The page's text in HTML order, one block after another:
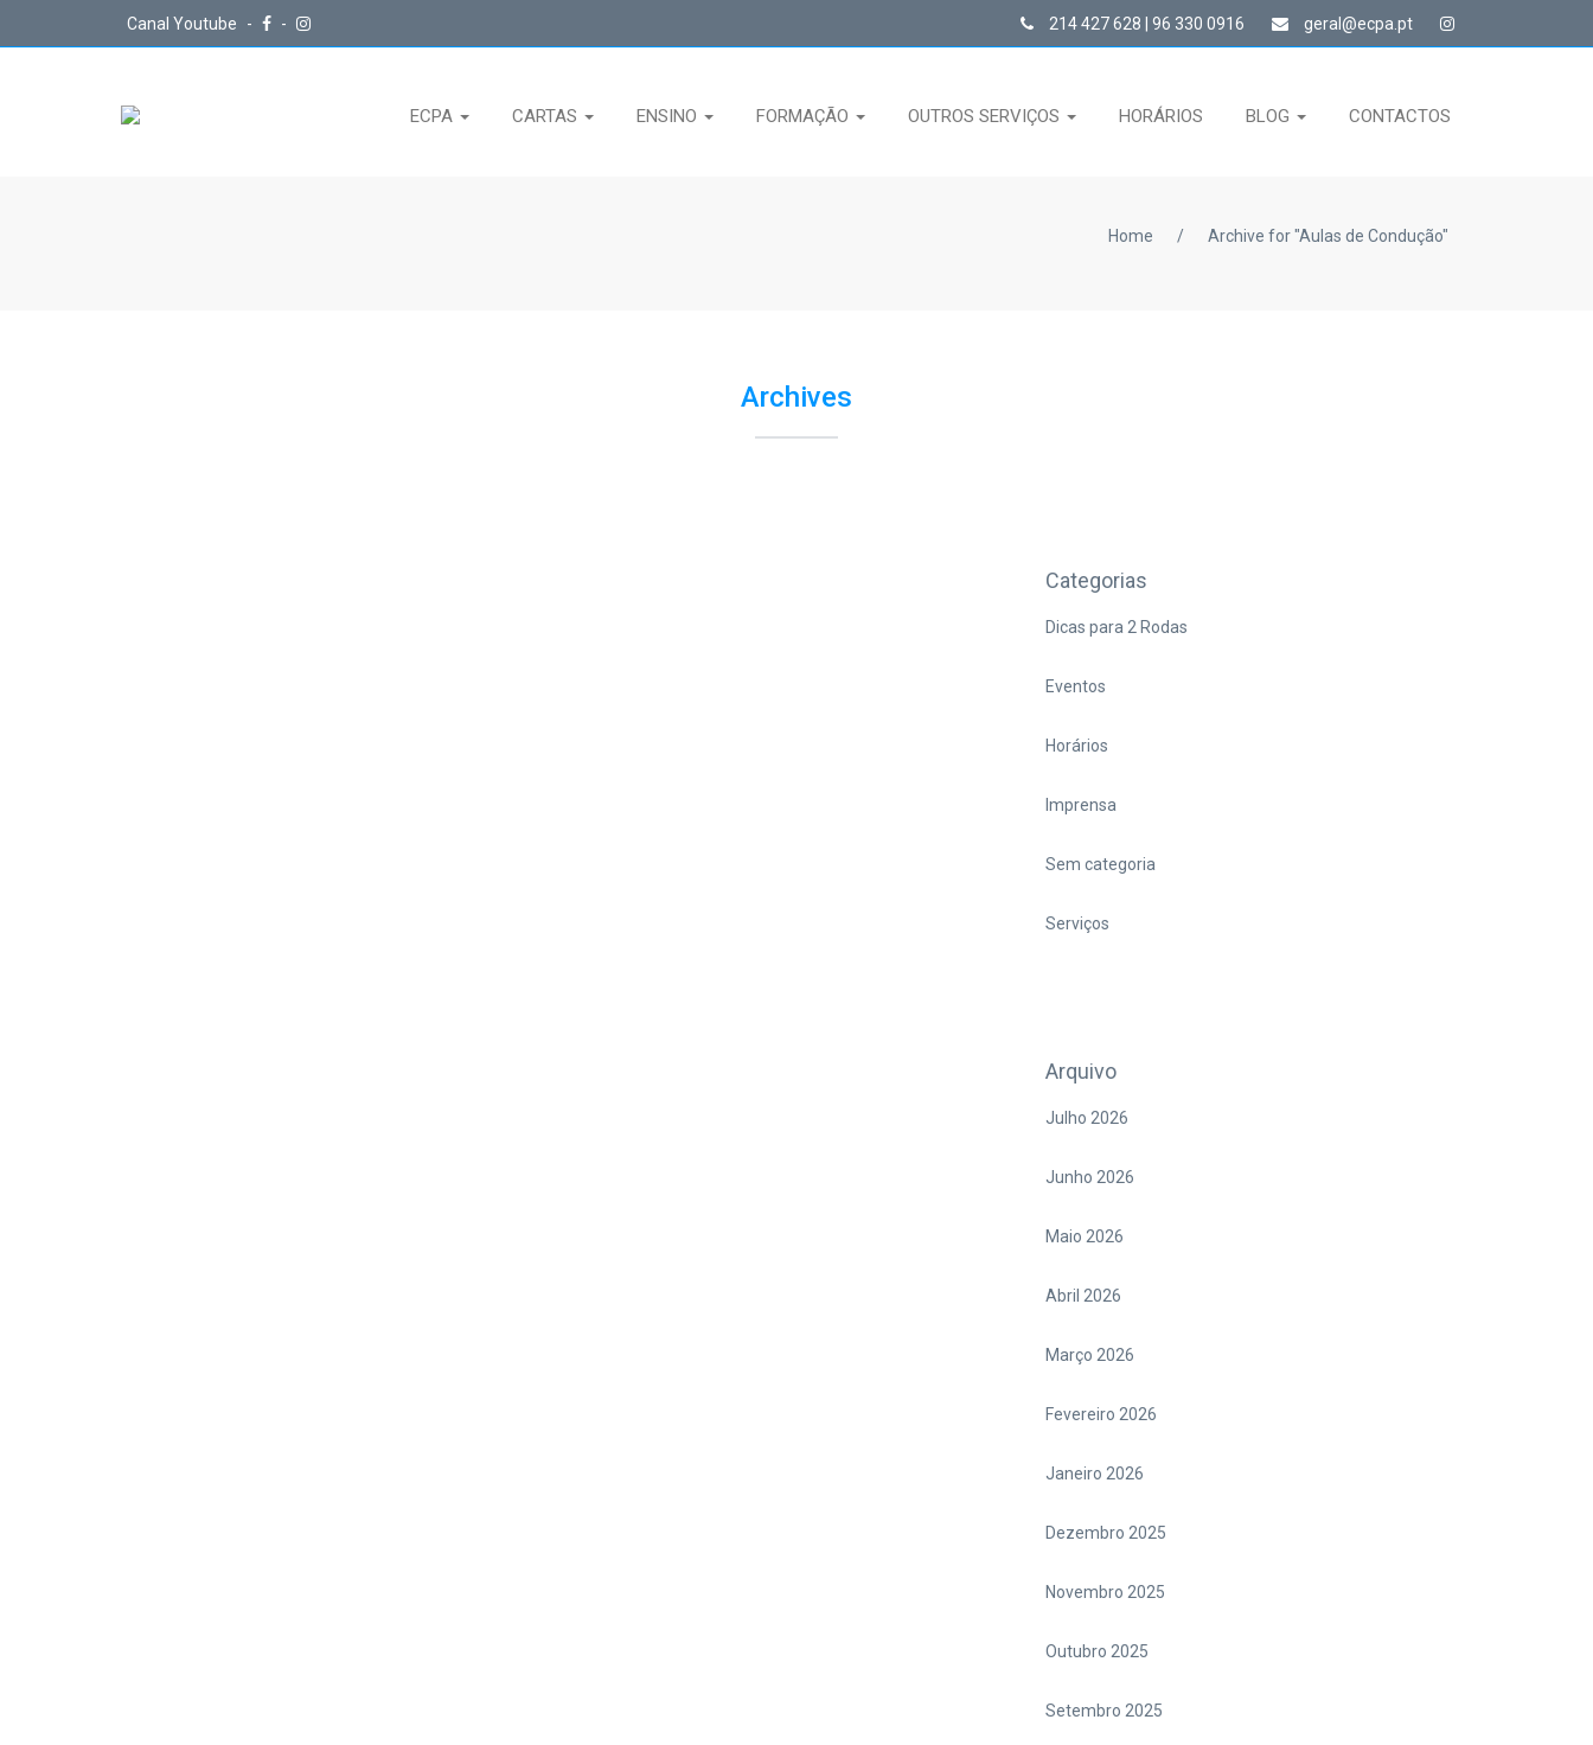
Canal Youtube - - 214 427 628 | 96 330 0916 geral@ecpa.pt
ECPA CARTAS ENSINO FORMAÇÃO OUTROS SERVIÇOS HORÁRIOS BLOG CONTACTOS
Home / Archive for "Aulas de Condução"
Archives
Categorias
Dicas para 2 Rodas
Eventos
Horários
Imprensa
Sem categoria
Serviços
Arquivo
Julho 2026
Junho 2026
Maio 2026
Abril 2026
Março 2026
Fevereiro 2026
Janeiro 2026
Dezembro 2025
Novembro 2025
Outubro 2025
Setembro 2025